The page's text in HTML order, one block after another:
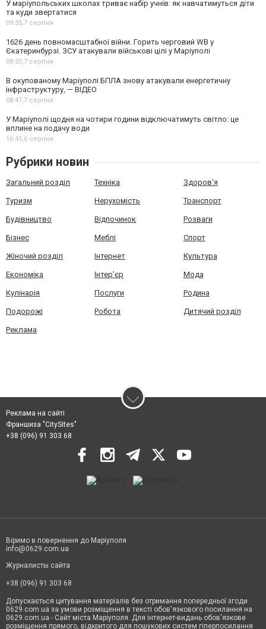
У маріупольських школах триває набір учнів: як навчатимуться діти
та куди звертатися
09:35,7 серпня
1626 день повномасштабної війни. Горить черговий WB у
Єкатеринбурзі. ЗСУ атакували військові цілі у Маріуполі
08:55,7 серпня
В окупованому Маріуполі БПЛА знову атакували енергетичну
інфраструктуру, — ВІДЕО
08:47,7 серпня
У Маріуполі щодня на чотири години відключатимуть світло: це
вплине на подачу води
16:45,6 серпня
Рубрики новин
Загальний розділ Техніка Здоров'я
Туризм Нерухомість Транспорт
Будівництво Відпочинок Розваги
Бізнес Меблі Спорт
Жіночий розділ Інтернет Культура
Економіка Інтер'єр Мода
Кулінарія Послуги Родина
Подорожі Робота Дитячий розділ
Реклама
Реклама на сайті
Франшиза "CitySites"
+38 (096) 91 303 68
Віримо в повернення до Маріуполя
info@0629.com.ua
Журналисты сайта
+38 (096) 91 303 68
Допускається цитування матеріалів без отримання попередньої згоди
0629.com.ua за умови розміщення в тексті обов'язкового посилання на
0629.com.ua - Сайт міста Маріуполя. Для інтернет-видань обов'язкове
розміщення прямого, відкритого для пошукових систем гіперпосилання